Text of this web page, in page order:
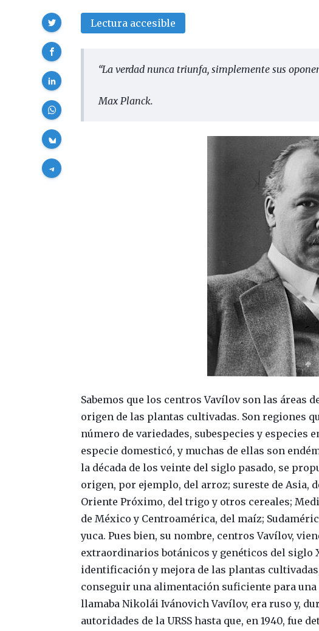
Lectura accesible
“La verdad nunca triunfa, simplemente sus
Max Planck.
Sabemos que los centros Vavílov son las áreas
origen de las plantas cultivadas. Son regiones
número de variedades, subespecies y especies
especie domesticó, y muchas de ellas son
la década de los veinte del siglo pasado, se
origen, por ejemplo, del arroz; sureste de Asia,
Oriente Próximo, del trigo y otros cereales;
de México y Centroamérica, del maíz;
yuca. Pues bien, su nombre, centros Vavílov,
extraordinarios botánicos y genéticos del siglo
identificación y mejora de las plantas
conseguir una alimentación suficiente para
llamaba Nikolái Ivánovich Vavílov, era ruso y,
autoridades de la URSS hasta que, en 1940, fue
Compartir